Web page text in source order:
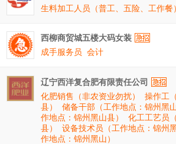
生料加工人员（普工、五险、工作餐
西柳商贸城五楼大码女装
成手服务员 会计
辽宁西洋复合肥有限责任公司
化肥销售（非农资业勿扰）
操作工
县）
储备干部（工作地点：锦州黑山
作地点：锦州黑山县）
化工工艺员
县）
设备技术员（工作地点：锦州
作地点：锦州黑山）